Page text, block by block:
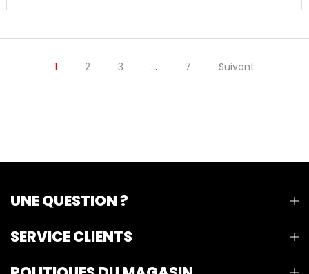
1 2 3 … 7 Suivant
UNE QUESTION ?
SERVICE CLIENTS